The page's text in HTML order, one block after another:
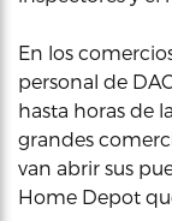
En los
personal de
hasta horas de
grandes
van abrir sus
Home Depot